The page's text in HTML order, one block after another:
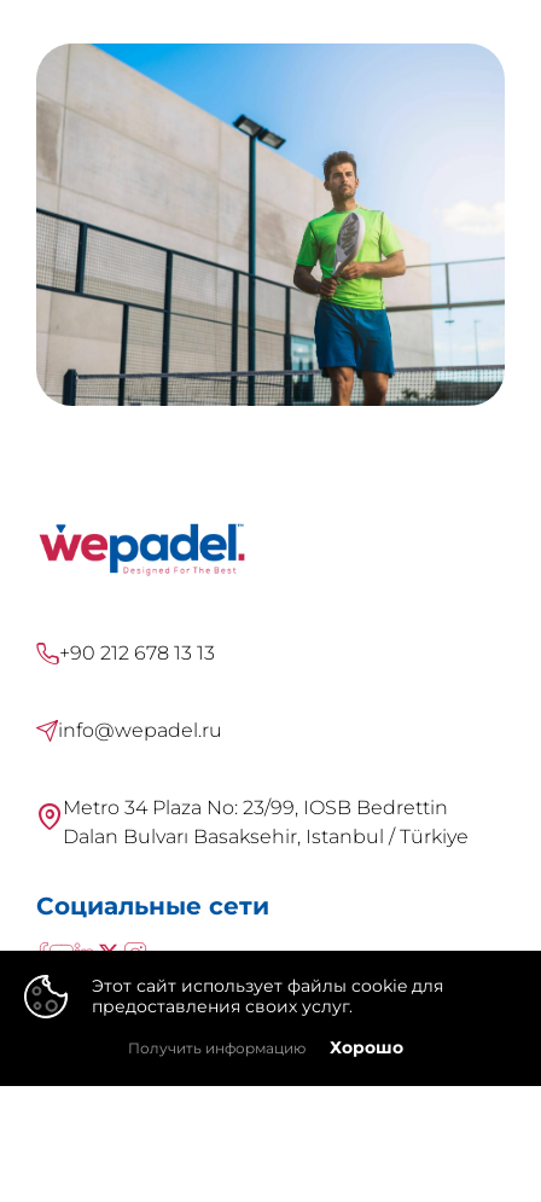
+90 212 678 13 13
info@wepadel.ru
Metro 34 Plaza No: 23/99, IOSB Bedrettin
Dalan Bulvarı Basaksehir, Istanbul / Türkiye
Социальные сети
WePadel это брендIntegral Group
Этот сайт использует файлы cookie для
предоставления своих услуг.
Получить информацию Хорошо